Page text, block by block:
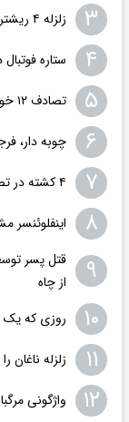
۳ زلزله ۴ ریشتری بندرلنگه را لرزاند
۴ ستاره
۵ تصادف ۱۲ خودرو با ۱۹ مصدوم در محور یاسوج ـ اصفهان
۶ چوبه دار،
۷ ۴ کشته در تصادف جاده اهواز خرمشهر
۸
۹
قتل پسر
از چاه
۱۰ روزی که یک
۱۱ زلزله ناغان را
۱۲ واژگونی